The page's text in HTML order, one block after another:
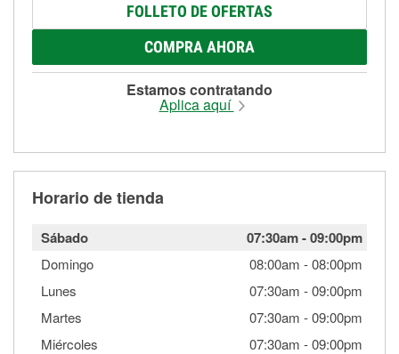
FOLLETO DE OFERTAS
COMPRA AHORA
Estamos contratando
Aplica aquí
Horario de tienda
Sábado 07:30am-09:00pm
Domingo 08:00am -08:00pm
Lunes
07:30am -09:00pm
Martes
07:30am -09:00pm
Miércoles
07:30am -09:00pm